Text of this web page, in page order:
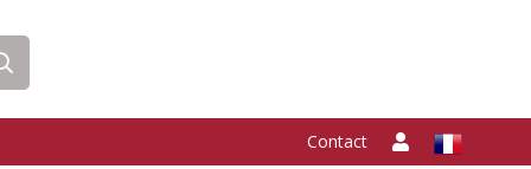
Contact